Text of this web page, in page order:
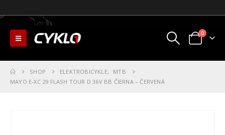
0
SHOP ELEKTROBICYKLE,
MTB
MAYO E-XC 29 FLASH TOUR D 36V BB ČIERNA – ČERVENÁ